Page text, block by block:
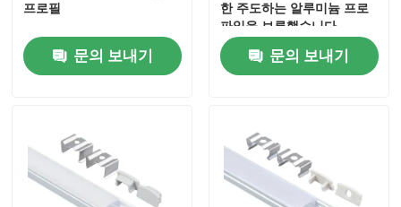
프로필
문의 보내기
한 주도하는 알루미늄 프로
파일을 보류했습니다
문의 보내기